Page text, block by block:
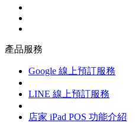
產品服務
Google 線上預訂服務
LINE 線上預訂服務
店家 iPad POS 功能介紹